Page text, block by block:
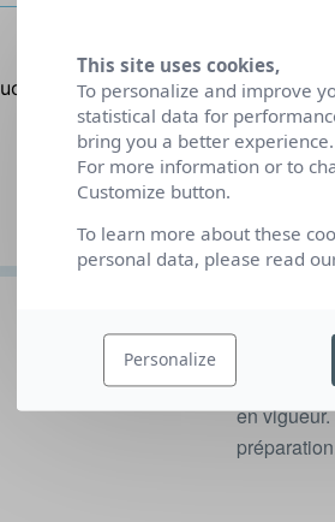
(CEE)
Sous
accueille
et de
Accueillir
animer
tranches
en
en
This site uses cookies,
To personalize and improve
statistical data for
bring you a better experience.
For more information or to
Customize button.
To learn more about these
personal data, please read
Personalize